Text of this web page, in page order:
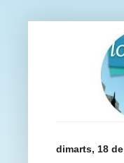
dimarts, 18